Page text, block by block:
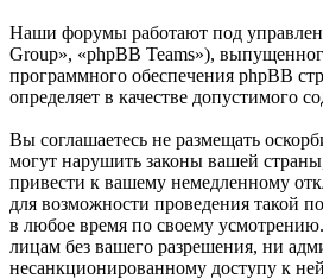
Наши форумы работают под
Group», «phpBB Teams»),
программного обеспечения phpBB
определяет в качестве допустимого
Вы соглашаетесь не размещать
могут нарушить законы вашей
привести к вашему немедленному
для возможности проведения такой
в любое время по своему
лицам без вашего разрешения, ни
несанкционированному доступу к